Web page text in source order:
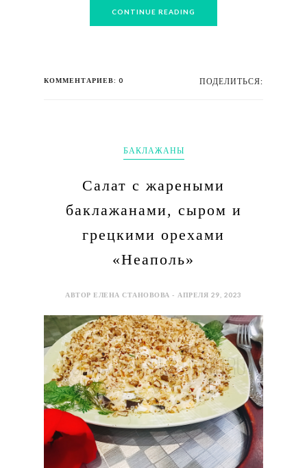
CONTINUE READING
КОММЕНТАРИЕВ: 0 ПОДЕЛИТЬСЯ:
БАКЛАЖАНЫ
Салат с жареными
баклажанами, сыром и
грецкими орехами
«Неаполь»
АВТОР ЕЛЕНА СТАНОВОВА - АПРЕЛЯ 29, 2023